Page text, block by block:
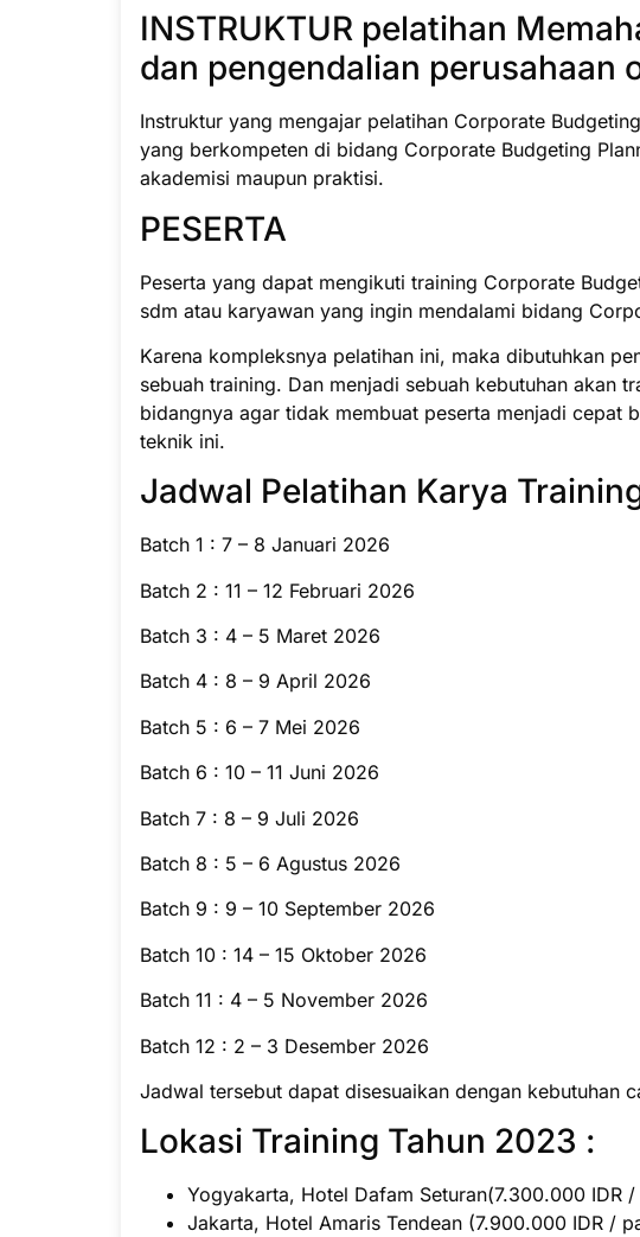
INSTRUKTUR pelatihan
dan pengendalian perusahaan
Instruktur yang mengajar pelatihan Corporate
yang berkompeten di bidang Corporate Budgeting
akademisi maupun praktisi.
PESERTA
Peserta yang dapat mengikuti training Corporate
sdm atau karyawan yang ingin mendalami bidang
Karena kompleksnya pelatihan ini, maka dibutuhkan
sebuah training. Dan menjadi sebuah kebutuhan akan
bidangnya agar tidak membuat peserta menjadi cepat
teknik ini.
Jadwal Pelatihan Karya
Batch 1 : 7 – 8 Januari 2026
Batch 2 : 11 – 12 Februari 2026
Batch 3 : 4 – 5 Maret 2026
Batch 4 : 8 – 9 April 2026
Batch 5 : 6 – 7 Mei 2026
Batch 6 : 10 – 11 Juni 2026
Batch 7 : 8 – 9 Juli 2026
Batch 8 : 5 – 6 Agustus 2026
Batch 9 : 9 – 10 September 2026
Batch 10 : 14 – 15 Oktober 2026
Batch 11 : 4 – 5 November 2026
Batch 12 : 2 – 3 Desember 2026
Jadwal tersebut dapat disesuaikan dengan kebutuhan
Lokasi Training Tahun 2023 :
Yogyakarta, Hotel Dafam Seturan(7.300.000 IDR
Jakarta, Hotel Amaris Tendean (7.900.000 IDR /